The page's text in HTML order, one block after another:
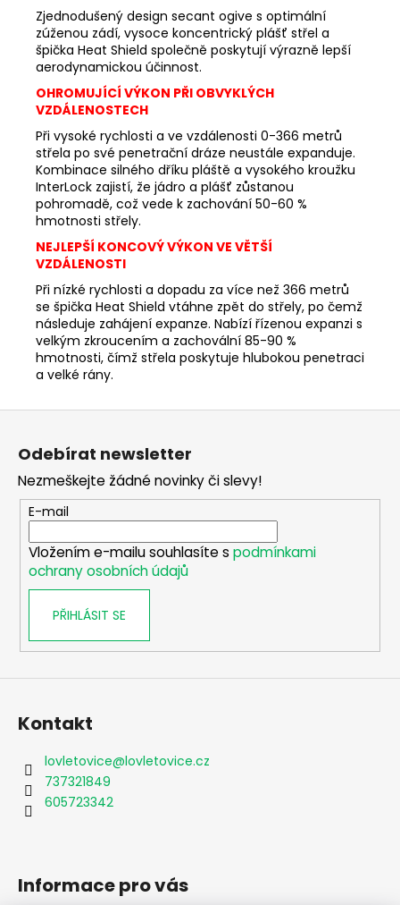
Zjednodušený design secant ogive s optimální
zúženou zádí, vysoce koncentrický plášť střel a
špička Heat Shield společně poskytují výrazně lepší
aerodynamickou účinnost.
OHROMUJÍCÍ VÝKON PŘI OBVYKLÝCH
VZDÁLENOSTECH
Při vysoké rychlosti a ve vzdálenosti 0-366 metrů
střela po své penetrační dráze neustále expanduje.
Kombinace silného dříku pláště a vysokého kroužku
InterLock zajistí, že jádro a plášť zůstanou
pohromadě, což vede k zachování 50-60 %
hmotnosti střely.
NEJLEPŠÍ KONCOVÝ VÝKON VE VĚTŠÍ
VZDÁLENOSTI
Při nízké rychlosti a dopadu za více než 366 metrů
se špička Heat Shield vtáhne zpět do střely, po čemž
následuje zahájení expanze. Nabízí řízenou expanzi s
velkým zkroucením a zachovální 85-90 %
hmotnosti, čímž střela poskytuje hlubokou penetraci
a velké rány.
Z
Odebírat newsletter
Nezmeškejte žádné novinky či slevy!
E-mail
Vložením e-mailu souhlasíte s podmínkami
ochrany osobních údajů
PŘIHLÁSIT SE
Kontakt
lovletovice@lovletovice.cz
737321849
605723342
Informace pro vás